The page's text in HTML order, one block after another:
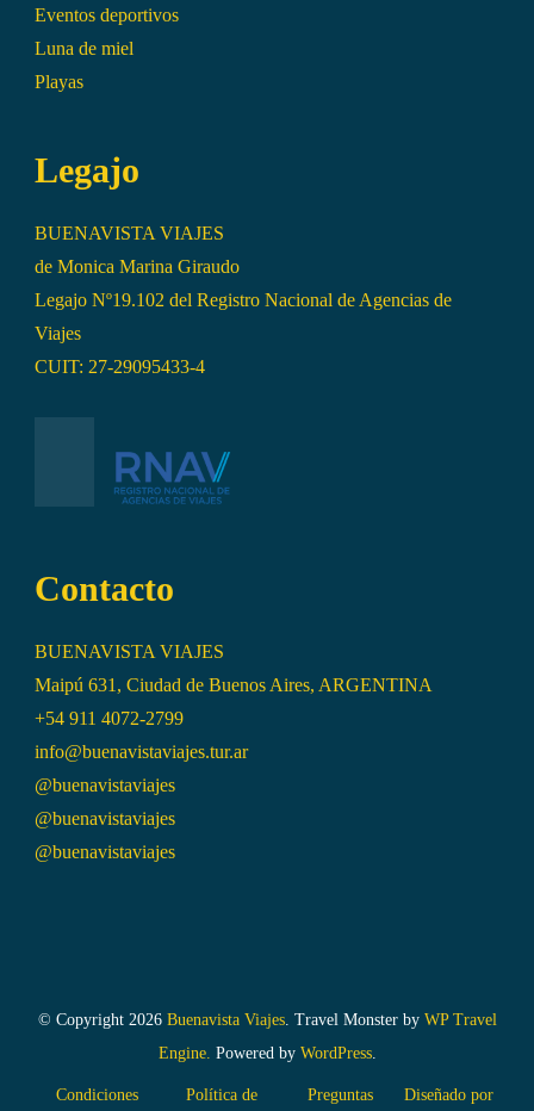
Eventos deportivos
Luna de miel
Playas
Legajo
BUENAVISTA VIAJES
de Monica Marina Giraudo
Legajo Nº19.102 del Registro Nacional de Agencias de
Viajes
CUIT: 27-29095433-4
Contacto
BUENAVISTA VIAJES
Maipú 631, Ciudad de Buenos Aires, ARGENTINA
+54 911 4072-2799
info@buenavistaviajes.tur.ar
@buenavistaviajes
@buenavistaviajes
@buenavistaviajes
© Copyright 2026 Buenavista Viajes Travel Monster by WP Travel
Engine.
Powered by WordPress
Condiciones Política de Preguntas Diseñado por